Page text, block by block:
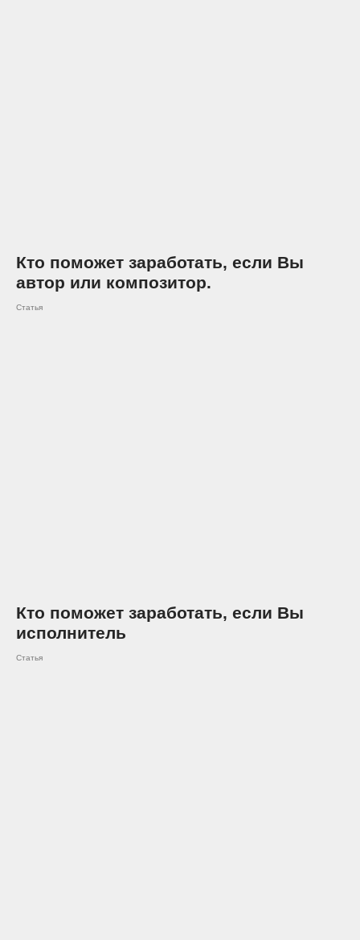
Кто поможет заработать, если Вы
автор или композитор.
Статья
Кто поможет заработать, если Вы
исполнитель
Статья